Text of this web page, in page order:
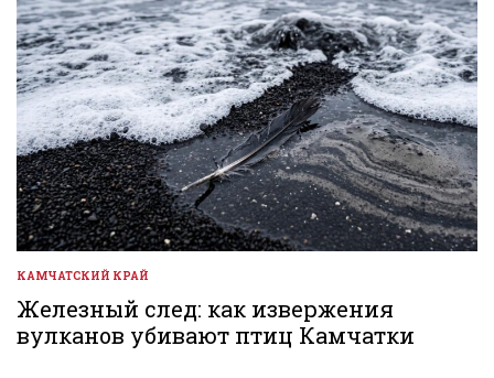
ОПУБЛИКОВАНО
В
КАМЧАТСКИЙ КРАЙ
Железный след: как извержения
вулканов убивают птиц Камчатки